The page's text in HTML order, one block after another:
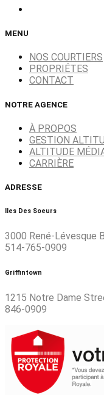
MENU
NOS COURTIERS
PROPRIÉTES
CONTACT
NOTRE AGENCE
À PROPOS
GESTION
ALTITUDE
CARRIÈRE
ADRESSE
Iles Des Soeurs
3000 René-Lévesque
514-765-0909
Griffintown
1215 Notre Dame
846-0909